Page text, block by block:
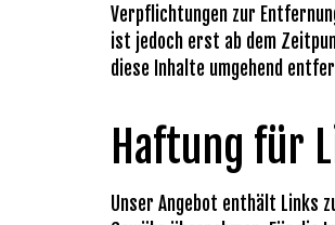
Verpflichtungen zur
ist jedoch erst ab dem
diese Inhalte umgehend
Haftung für
Unser Angebot enthält Links